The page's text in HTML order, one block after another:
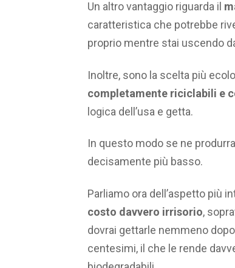
Un altro vantaggio riguarda il
caratteristica che potrebbe
proprio mentre stai uscendo
Inoltre, sono la scelta più
completamente riciclabili e
logica dell’usa e getta.
In questo modo se ne
decisamente più basso.
Parliamo ora dell’aspetto più
costo davvero irrisorio,
dovrai gettarle nemmeno
centesimi, il che le rende